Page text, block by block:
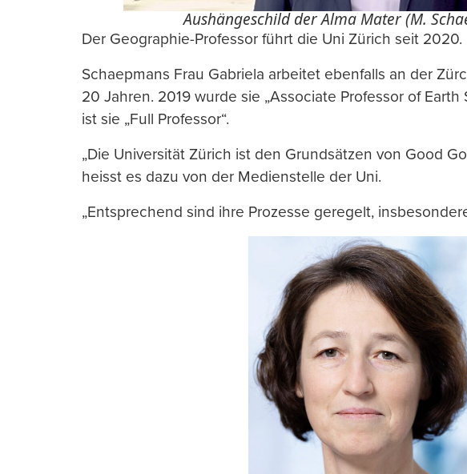
Aushängeschild der Alma Mater (M.
Der Geographie-Professor führt die Uni Zürich seit 2020.
Schaepmans Frau Gabriela arbeitet ebenfalls an der
20 Jahren. 2019 wurde sie „Associate Professor of
ist sie „Full Professor“.
„Die Universität Zürich ist den Grundsätzen von Good
heisst es dazu von der Medienstelle der Uni.
„Entsprechend sind ihre Prozesse geregelt,